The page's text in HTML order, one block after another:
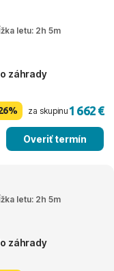
letu: 2h 5m
záhrady
za skupinu1 662 €
Overiť termín
letu: 2h 5m
záhrady